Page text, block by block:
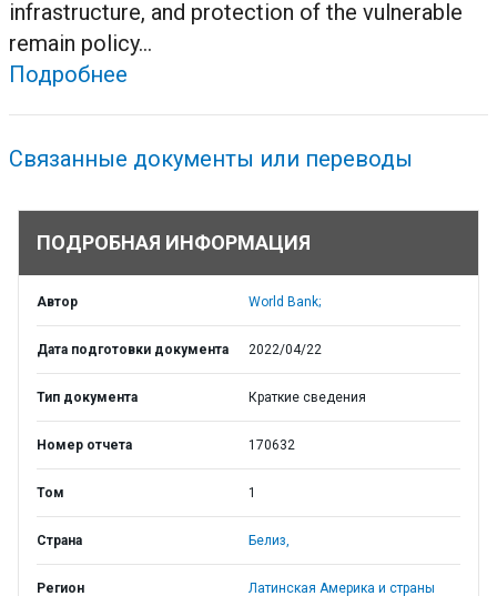
infrastructure, and protection of the vulnerable
remain policy...
Подробнее
Связанные документы или переводы
ПОДРОБНАЯ ИНФОРМАЦИЯ
Автор World Bank;
Дата подготовки документа 2022/04/22
Тип документа Краткие сведения
Номер отчета 170632
Том 1
Страна Белиз,
Регион
Латинская Америка и страны